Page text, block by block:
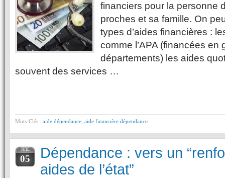
financiers pour la personne
proches et sa famille. On
types d’aides financières :
comme l’APA (financées en
départements) les aides
souvent des services …
Mots-Clés : aide dépendance aide financière dépendance
JUIL
05
Dépendance : vers un
aides de l’état”